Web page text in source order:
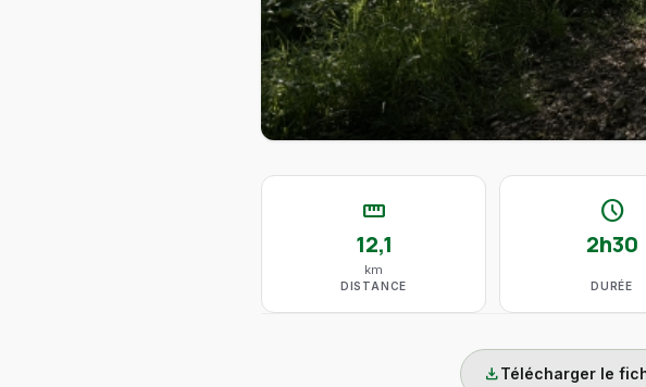
straighten
12,1
km
DISTANCE
schedule
2h30
DURÉE
downloadTélécharger le